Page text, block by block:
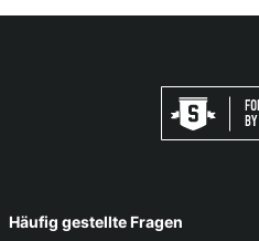
Häufig gestellte Fragen